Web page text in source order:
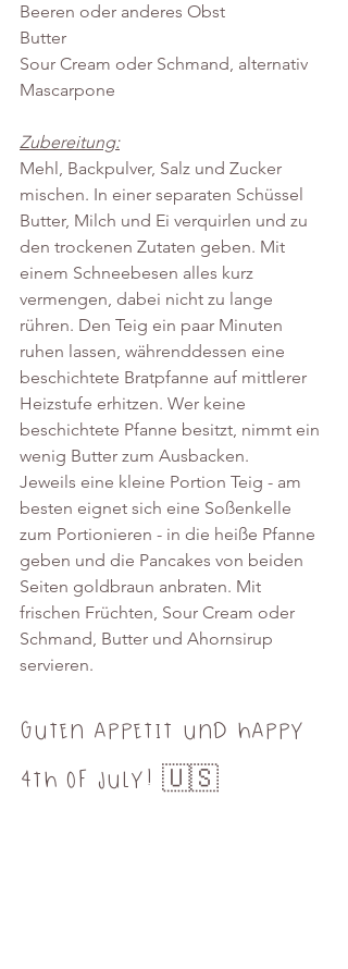
Beeren oder anderes Obst
Butter
Sour Cream oder Schmand, alternativ
Mascarpone
Zubereitung:
Mehl, Backpulver, Salz und Zucker
mischen. In einer separaten Schüssel
Butter, Milch und Ei verquirlen und zu
den trockenen Zutaten geben. Mit
einem Schneebesen alles kurz
vermengen, dabei nicht zu lange
rühren. Den Teig ein paar Minuten
ruhen lassen, währenddessen eine
beschichtete Bratpfanne auf mittlerer
Heizstufe erhitzen. Wer keine
beschichtete Pfanne besitzt, nimmt ein
wenig Butter zum Ausbacken.
Jeweils eine kleine Portion Teig - am
besten eignet sich eine Soßenkelle
zum Portionieren - in die heiße Pfanne
geben und die Pancakes von beiden
Seiten goldbraun anbraten. Mit
frischen Früchten, Sour Cream oder
Schmand, Butter und Ahornsirup
servieren.
Guten Appetit und Happy
4th of July! 🇺🇸